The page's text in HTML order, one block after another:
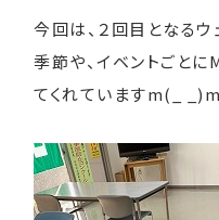
今回は、２回目となる
季節や、イベントごと
てくれていますm(_